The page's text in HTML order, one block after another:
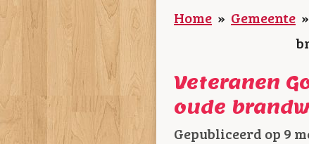
Home » Gemeente »
Veteranen
oude
Gepubliceerd op 9